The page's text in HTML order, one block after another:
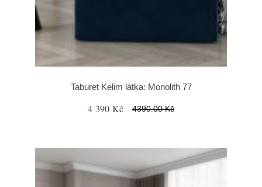
Taburet Kelim látka: Monolith 77
4 390 Kč 4390.00 Kč